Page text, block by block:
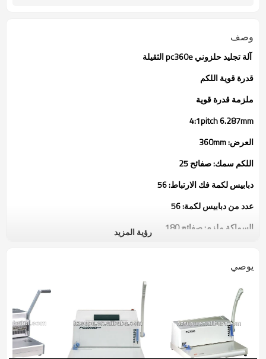
وصف
آلة تجليد حلزوني pc360e الثقيلة
قدرة قوية اللكم
ملزمة قدرة قوية
4:1pitch 6.287mm
العرض: 360mm
اللكم سمك: صفائح 25
دبابيس لكمة فك الارتباط: 56
عدد من دبابيس لكمة: 56
السماكة ملزم: صفائح 180
الهامش الجانب هو قابل للتعديل لتحديد شكل ورقة التي لكمة
عمق الهامش هو قابل للتعديل لتتناسب مع حجم تستخدم لفائف
كل البناء الالومنيوم جعلها دائمة وسنوات عديدة خالية من القلق
رؤية المزيد
يوصي